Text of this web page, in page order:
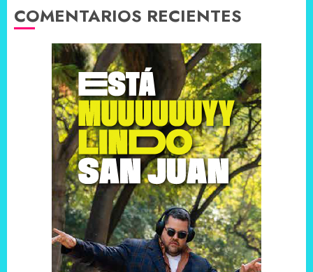
COMENTARIOS RECIENTES